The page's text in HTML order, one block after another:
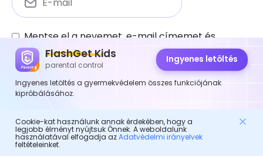
Mentse el a nevemet, e-mail címemet és
webhelyemet ebben a böngészőben a
következő hozzászóláshoz.
Szülői felügyelet
FlashGet Kids
parental control
Ingyenes letöltés
Ingyenes letöltés a gyermekvédelem összes funkciójának
kipróbálásához.
Cookie-kat használunk annak érdekében, hogy a
legjobb élményt nyújtsuk Önnek. A weboldalunk
használatával elfogadja az Adatvédelmi irányelvek
feltételeinket.